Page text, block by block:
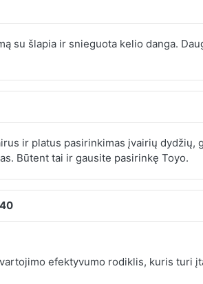
su šlapia ir snieguota kelio danga.
ir platus pasirinkimas įvairių
Būtent tai ir gausite pasirinkę Toyo.
efektyvumo rodiklis, kuris turi